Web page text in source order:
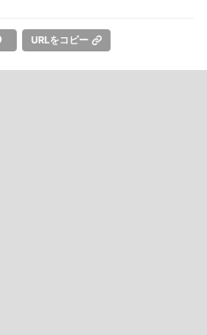
URLをコピー